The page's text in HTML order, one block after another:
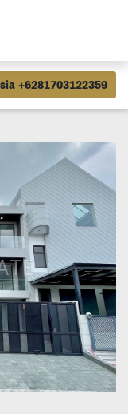
+6281703122359